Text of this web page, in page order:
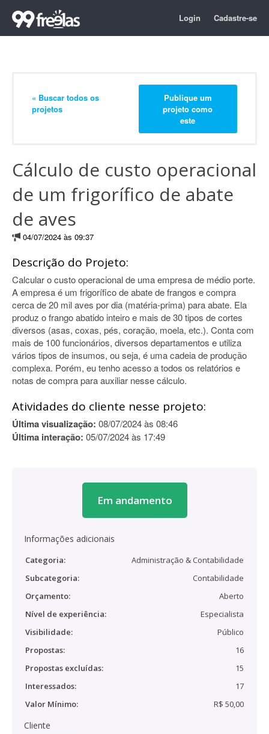
Login Cadastre-se
« Buscar todos os
projetos
Publique um
projeto como
este
Cálculo de custo operacional
de um frigorífico de abate
de aves
04/07/2024 às 09:37
Descrição do Projeto:
Calcular o custo operacional de uma empresa de médio porte.
A empresa é um frigorífico de abate de frangos e compra
cerca de 20 mil aves por dia (matéria-prima) para abate. Ela
produz o frango abatido inteiro e mais de 30 tipos de cortes
diversos (asas, coxas, pés, coração, moela, etc.). Conta com
mais de 100 funcionários, diversos departamentos e utiliza
vários tipos de insumos, ou seja, é uma cadeia de produção
complexa. Porém, eu tenho acesso a todos os relatórios e
notas de compra para auxiliar nesse cálculo.
Atividades do cliente nesse projeto:
Última visualização: 08/07/2024 às 08:46
Última interação: 05/07/2024 às 17:49
Em andamento
Informações adicionais
Categoria:
Administração & Contabilidade
Subcategoria:
Contabilidade
Orçamento:
Aberto
Nível de experiência:
Especialista
Visibilidade:
Público
Propostas:
16
Propostas excluídas:
15
Interessados:
17
Valor Mínimo:
R$ 50,00
Cliente